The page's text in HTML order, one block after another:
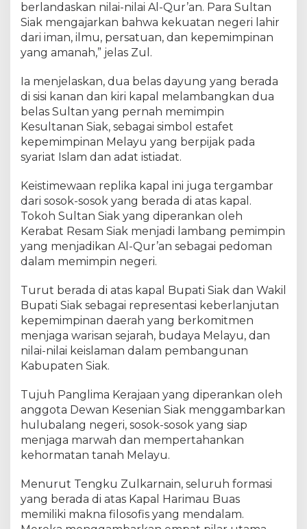
a
n
a
m
P
e
r
j
u
n
g
a
S
u
l
a
n
S
i
a
k
berlandaskan nilai-nilai Al-Qur’an. Para Sultan
Siak mengajarkan bahwa kekuatan negeri lahir
dari iman, ilmu, persatuan, dan kepemimpinan
yang amanah,” jelas Zul.
Ia menjelaskan, dua belas dayung yang berada
di sisi kanan dan kiri kapal melambangkan dua
belas Sultan yang pernah memimpin
Kesultanan Siak, sebagai simbol estafet
kepemimpinan Melayu yang berpijak pada
syariat Islam dan adat istiadat.
Keistimewaan replika kapal ini juga tergambar
dari sosok-sosok yang berada di atas kapal.
Tokoh Sultan Siak yang diperankan oleh
Kerabat Resam Siak menjadi lambang pemimpin
yang menjadikan Al-Qur’an sebagai pedoman
dalam memimpin negeri.
Turut berada di atas kapal Bupati Siak dan Wakil
Bupati Siak sebagai representasi keberlanjutan
kepemimpinan daerah yang berkomitmen
menjaga warisan sejarah, budaya Melayu, dan
nilai-nilai keislaman dalam pembangunan
Kabupaten Siak.
Tujuh Panglima Kerajaan yang diperankan oleh
anggota Dewan Kesenian Siak menggambarkan
hulubalang negeri, sosok-sosok yang siap
menjaga marwah dan mempertahankan
kehormatan tanah Melayu.
Menurut Tengku Zulkarnain, seluruh formasi
yang berada di atas Kapal Harimau Buas
memiliki makna filosofis yang mendalam.